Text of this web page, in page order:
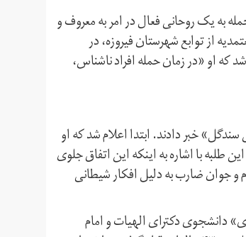
به یک روحانی فعال در امر به معروف و
۱۳۹۶ امام جماعت روستای معتمدیه از توابع شهرستان فیروزه، در
که او «در زمان حمله افراد ناشناس،
سندگل» خبر دادند. ابتدا اعلام شد که او
طلبه با اشاره به اینکه این اتفاق جلوی
جوان ضارب به دلیل افکار شیطانی
۴۶ ساله به نام «جمشید بحری» دانشجوی دکترای الهیات و امام